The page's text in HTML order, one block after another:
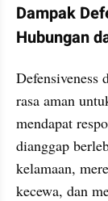
Dampak
Hubungan
Defensiveness
rasa aman
mendapat
dianggap
kelamaan,
kecewa, dan